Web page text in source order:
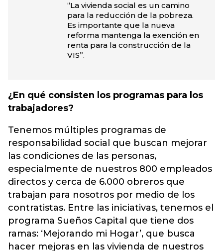
“La vivienda social es un camino
para la reducción de la pobreza.
Es importante que la nueva
reforma mantenga la exención en
renta para la construcción de la
VIS”.
¿En qué consisten los programas para los
trabajadores?
Tenemos múltiples programas de
responsabilidad social que buscan mejorar
las condiciones de las personas,
especialmente de nuestros 800 empleados
directos y cerca de 6.000 obreros que
trabajan para nosotros por medio de los
contratistas. Entre las iniciativas, tenemos el
programa Sueños Capital que tiene dos
ramas: ‘Mejorando mi Hogar’, que busca
hacer mejoras en las vivienda de nuestros